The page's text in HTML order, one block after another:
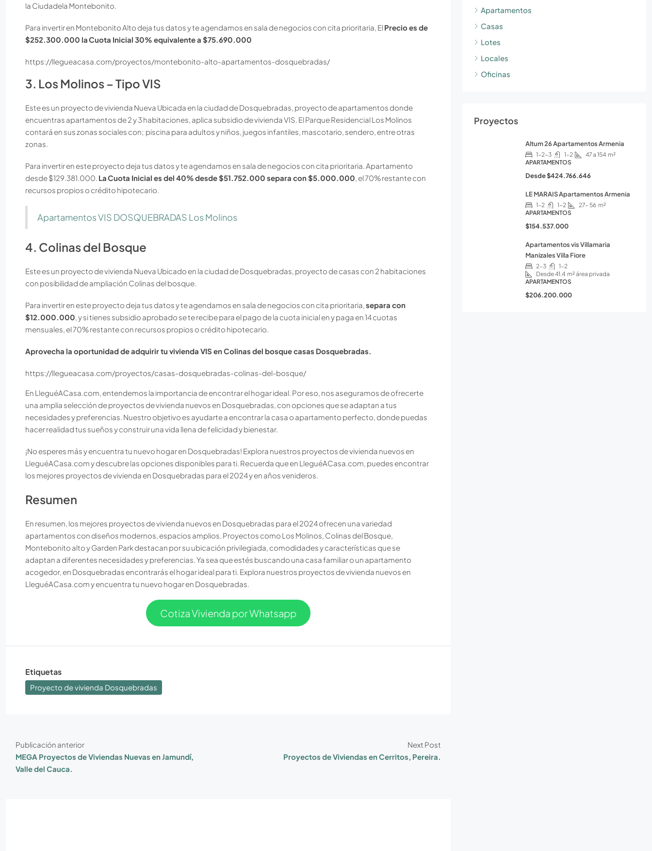
la Ciudadela Montebonito.
Para invertir en Montebonito Alto deja tus datos y te agendamos en sala de negocios con cita prioritaria, ElPrecio es de
$252.300.000 laCuota Inicial 30% equivalente a $75.690.000
https://llegueacasa.com/proyectos/montebonito-alto-apartamentos-dosquebradas/
3. Los Molinos – Tipo VIS
Este es un proyecto de vivienda Nueva Ubicada en la ciudad de Dosquebradas, proyecto de apartamentos donde
encuentras apartamentos de 2 y 3 habitaciones, aplica subsidio de vivienda VIS. El Parque Residencial Los Molinos
contará en sus zonas sociales con; piscina para adultos y niños, juegos infantiles, mascotario, sendero, entre otras
zonas.
Para invertir en este proyecto deja tus datos y te agendamos en sala de negocios con cita prioritaria. Apartamento
desde $129.381.000. LaCuota Inicial es del 40%desde $51.752.000 separa con $5.000.000 , el 70% restante con
recursos propios o crédito hipotecario.
Apartamentos VIS DOSQUEBRADAS Los Molinos
4. Colinas del Bosque
Este es un proyecto de vivienda Nueva Ubicado en la ciudad de Dosquebradas, proyecto de casas con 2 habitaciones
con posibilidad de ampliación Colinas del bosque.
Para invertir en este proyecto deja tus datos y te agendamos en sala de negocios con cita prioritaria, separa con
$12.000.000 , y si tienes subsidio aprobado se te recibe para el pago de la cuota inicial en y paga en 14 cuotas
mensuales, el 70% restante con recursos propios o crédito hipotecario.
Aprovecha la oportunidad de adquirir tu vivienda VIS en Colinas del bosque casas Dosquebradas.
https://llegueacasa.com/proyectos/casas-dosquebradas-colinas-del-bosque/
En LleguéACasa.com, entendemos la importancia de encontrar el hogar ideal. Por eso, nos aseguramos de ofrecerte
una amplia selección de proyectos de vivienda nuevos en Dosquebradas, con opciones que se adaptan a tus
necesidades y preferencias. Nuestro objetivo es ayudarte a encontrar la casa o apartamento perfecto, donde puedas
hacer realidad tus sueños y construir una vida llena de felicidad y bienestar.
¡No esperes más y encuentra tu nuevo hogar en Dosquebradas! Explora nuestros proyectos de vivienda nuevos en
LleguéACasa.com y descubre las opciones disponibles para ti. Recuerda que en LleguéACasa.com, puedes encontrar
los mejores proyectos de vivienda en Dosquebradas para el 2024 y en años venideros.
Resumen
En resumen, los mejores proyectos de vivienda nuevos en Dosquebradas para el 2024 ofrecen una variedad
apartamentos con diseños modernos, espacios amplios. Proyectos como Los Molinos, Colinas del Bosque,
Montebonito alto y Garden Park destacan por su ubicación privilegiada, comodidades y características que se
adaptan a diferentes necesidades y preferencias. Ya sea que estés buscando una casa familiar o un apartamento
acogedor, en Dosquebradas encontrarás el hogar ideal para ti. Explora nuestros proyectos de vivienda nuevos en
LleguéACasa.com y encuentra tu nuevo hogar en Dosquebradas.
Cotiza Vivienda por Whatsapp
Etiquetas
Proyecto de vivienda Dosquebradas
Publicación anterior
MEGA Proyectos de Viviendas Nuevas en Jamundí,
Valle del Cauca.
Next Post
Proyectos de Viviendas en Cerritos, Pereira.
Apartamentos
Casas
Lotes
Locales
Oficinas
Proyectos
Altum 26 Apartamentos Armenia
1-2-3 1-2 47 a 154 m²
APARTAMENTOS
Desde$424.766.646
LE MARAIS Apartamentos Armenia
1-2 1-2 27- 56 m²
APARTAMENTOS
$154.537.000
Apartamentos vis Villamaria
Manizales Villa Fiore
2-3
1-2
Desde 41.4 m² área privada
APARTAMENTOS
$206.200.000